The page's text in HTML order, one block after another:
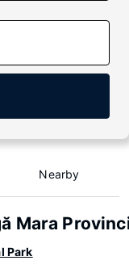
Nearby
Mara
Park